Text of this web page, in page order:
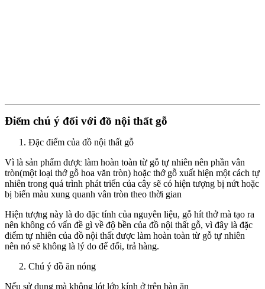
Điểm chú ý đối với đồ nội thất gỗ
Đặc điểm của đồ nội thất gỗ
Vì là sản phẩm được làm hoàn toàn từ gỗ tự nhiên nên phần vân
tròn(một loại thớ gỗ hoa văn tròn) hoặc thớ gỗ xuất hiện một cách tự
nhiên trong quá trình phát triển của cây sẽ có hiện tượng bị nứt hoặc
bị biến màu xung quanh vân tròn theo thời gian
Hiện tượng này là do đặc tính của nguyên liệu, gỗ hít thở mà tạo ra
nên không có vấn đề gì về độ bền của đồ nội thất gỗ, vì đây là đặc
điểm tự nhiên của đồ nội thất được làm hoàn toàn từ gỗ tự nhiên
nên nó sẽ không là lý do để đổi, trả hàng.
Chú ý đồ ăn nóng
Nếu sử dụng mà không lót lớp kính ở trên bàn ăn